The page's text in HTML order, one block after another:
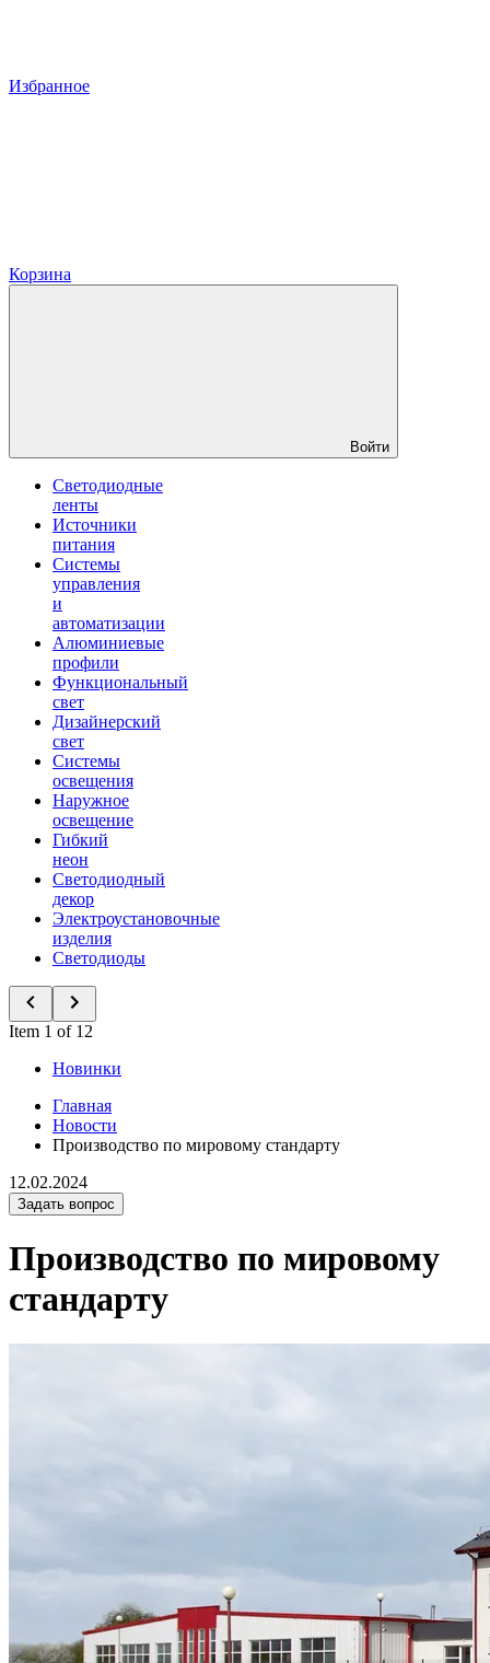
Избранное
Корзина
Войти
Светодиодные
ленты
Источники
питания
Системы
управления
и
автоматизации
Алюминиевые
профили
Функциональный
свет
Дизайнерский
свет
Системы
освещения
Наружное
освещение
Гибкий
неон
Светодиодный
декор
Электроустановочные
изделия
Светодиоды
Item 1 of 12
Новинки
Главная
Новости
Производство по мировому стандарту
12.02.2024
Задать вопрос
Производство по мировому
стандарту